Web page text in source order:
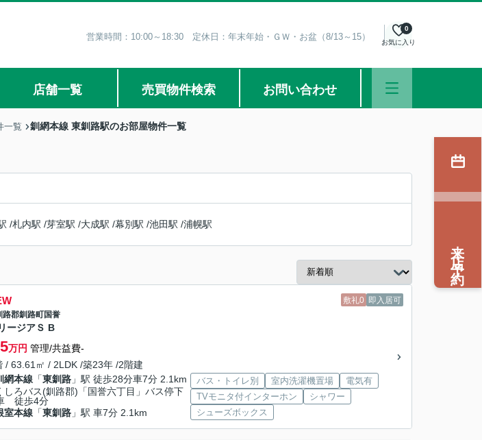
営業時間：10:00～18:30 定休日：年末年始・ＧＷ・お盆（8/13～15） お気に入り
0
店舗一覧 売買物件検索 お問い合わせ
一覧 釧網本線 東釧路駅のお部屋物件一覧
/札内駅 /芽室駅 /大成駅 /幕別駅 /池田駅 /浦幌駅
敷礼0 即入居可
路郡釧路町国誉
ージアＳ B
万円 管理/共益費-
/ 63.61㎡ / 2LDK /築23年 /2階建
網本線 「東釧路 」駅 徒歩28分車7分 2.1km
しろバス(釧路郡)「国誉六丁目」バス停下
徒歩4分
室本線 「東釧路 」駅 車7分 2.1km
バス・トイレ別 室内洗濯機置場
電気有
TVモニタ付インターホン
シャワー
シューズボックス
来店予約